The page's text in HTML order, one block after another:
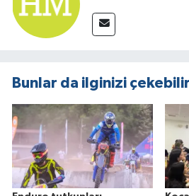
Bunlar da ilginizi çekebilir